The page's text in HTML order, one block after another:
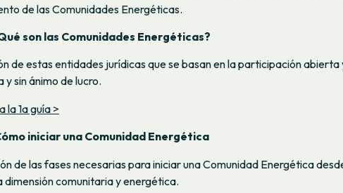
de las Comunidades Energéticas.
son las Comunidades Energéticas?
de estas entidades jurídicas que se basan en la participación abierta
y sin ánimo de lucro.
la 1a guía >
iniciar una Comunidad Energética
de las fases necesarias para iniciar una Comunidad Energética
dimensión comunitaria y energética.